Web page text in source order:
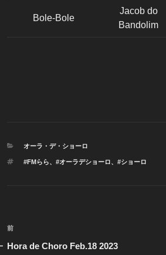
Bole-Bole
Jacob do
Bandolim
カ
ゴ
オーラ・デ・ショーロ
タ
#FMらら、 #オーラデショーロ、 #ショーロ
投
稿
前
の
前
Hora de Choro Feb.18 2023